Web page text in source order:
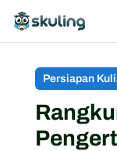
Persiapan